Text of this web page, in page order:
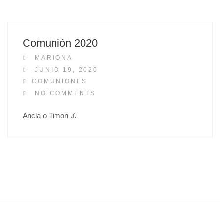
Comunión 2020
MARIONA
P
O
S
E
JUNIO 19, 2020
COMUNIONES
NO COMMENTS
Ancla o Timon ⚓